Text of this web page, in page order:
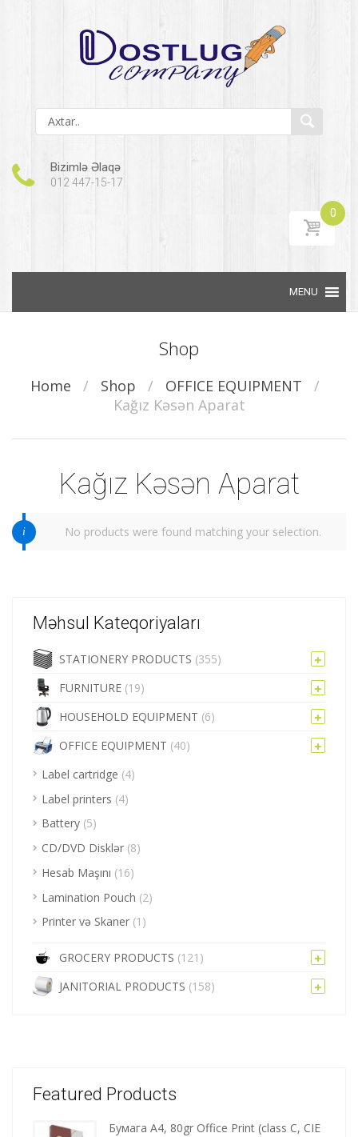
Bizimlə Əlaqə
012 447-15-17
0
Shop
Home / Shop / OFFICE EQUIPMENT
/
Kağız Kəsən Aparat
Kağız Kəsən Aparat
No products were found matching your selection.
Məhsul Kateqoriyaları
STATIONERY PRODUCTS (355)
FURNITURE (19)
HOUSEHOLD EQUIPMENT (6)
OFFICE EQUIPMENT (40)
Label cartridge (4)
Label printers (4)
Battery (5)
CD/DVD Disklər (8)
Hesab Maşını (16)
Lamination Pouch (2)
Printer və Skaner (1)
GROCERY PRODUCTS (121)
JANITORIAL PRODUCTS (158)
Featured Products
Бумага A4, 80gr Office Print (class C, CIE